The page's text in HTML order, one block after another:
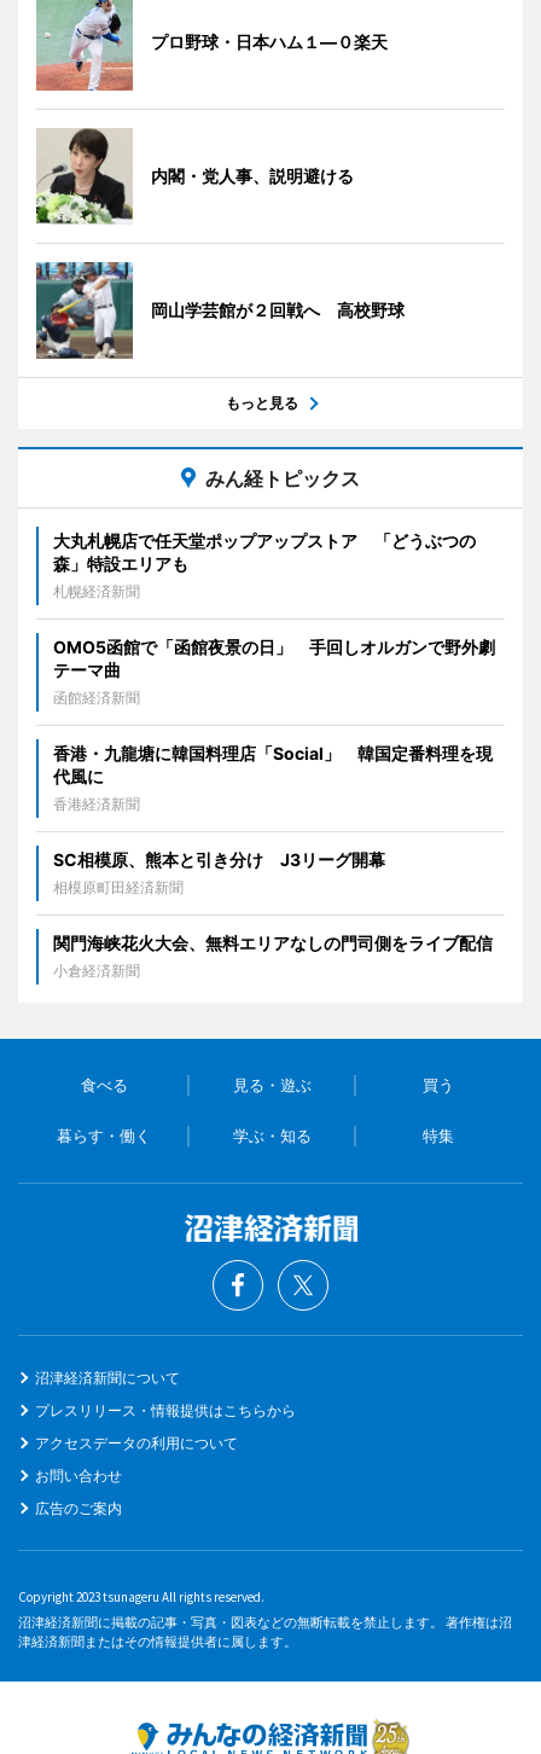
プロ野球・日本ハム１―０楽天
内閣・党人事、説明避ける
岡山学芸館が２回戦へ 高校野球
もっと見る
みん経トピックス
大丸札幌店で任天堂ポップアップストア 「どうぶつの
森」特設エリアも
札幌経済新聞
OMO5函館で「函館夜景の日」 手回しオルガンで野外劇
テーマ曲
函館経済新聞
香港・九龍塘に韓国料理店「Social」 韓国定番料理を現
代風に
香港経済新聞
SC相模原、熊本と引き分け J3リーグ開幕
相模原町田経済新聞
関門海峡花火大会、無料エリアなしの門司側をライブ配信
小倉経済新聞
食べる 見る・遊ぶ 買う
暮らす・働く 学ぶ・知る 特集
沼津経済新聞について
プレスリリース・情報提供はこちらから
アクセスデータの利用について
お問い合わせ
広告のご案内
Copyright 2023 tsunageru All rights reserved.
沼津経済新聞に掲載の記事・写真・図表などの無断転載を禁止します。 著作権は沼
津経済新聞またはその情報提供者に属します。